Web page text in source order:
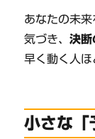
あなたの未
気づき、決断
早く動く人ほ
小さな「